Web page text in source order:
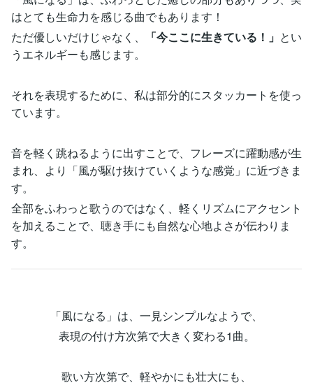
はとても生命力を感じる曲でもあります！
ただ優しいだけじゃなく、
「今ここに生きている！」 とい
うエネルギーも感じます。
それを表現するために、私は部分的にスタッカートを使っ
ています。
音を軽く跳ねるように出すことで、フレーズに躍動感が生
まれ、より「風が駆け抜けていくような感覚」に近づきま
す。
全部をふわっと歌うのではなく、軽くリズムにアクセント
を加えることで、聴き手にも自然な心地よさが伝わりま
す。
「風になる」は、一見シンプルなようで、
表現の付け方次第で大きく変わる1曲。
歌い方次第で、軽やかにも壮大にも、